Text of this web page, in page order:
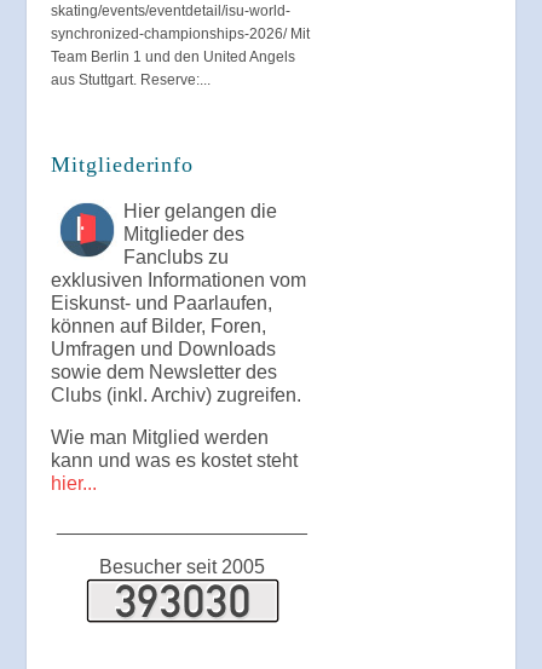
skating/events/eventdetail/isu-world-
synchronized-championships-2026/ Mit
Team Berlin 1 und den United Angels
aus Stuttgart. Reserve:...
Mitgliederinfo
Hier gelangen die
Mitglieder des
Fanclubs zu
exklusiven Informationen vom
Eiskunst- und Paarlaufen,
können auf Bilder, Foren,
Umfragen und Downloads
sowie dem Newsletter des
Clubs (inkl. Archiv) zugreifen.
Wie man Mitglied werden
kann und was es kostet steht
hier...
Besucher seit 2005